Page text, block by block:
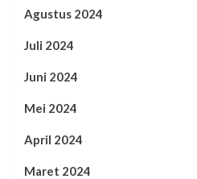
Agustus 2024
Juli 2024
Juni 2024
Mei 2024
April 2024
Maret 2024